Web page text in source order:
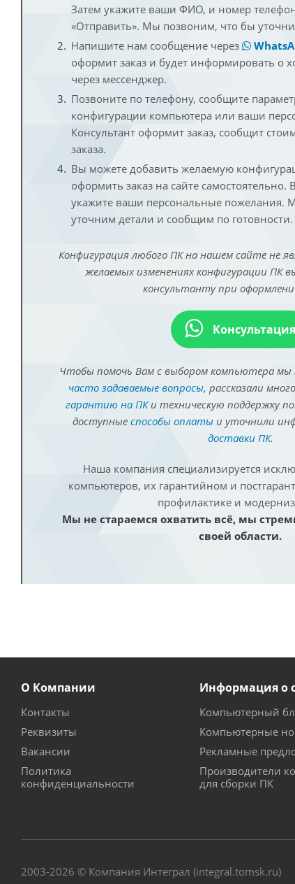
Затем укажите ваши ФИО, и номер
«Отправить». Мы позвоним, что бы
Напишите нам сообщение через
оформит заказ и будет информировать о
через мессенджер.
Позвоните по телефону, сообщите
конфигурации компьютера или ваши
Консультант оформит заказ, сообщит
заказа.
Вы можете добавить желаемую
оформить заказ на сайте самостоятельно.
укажите ваши персональные пожелания.
уточним детали и сообщим по готовности.
Конфигурация любого ПК на нашем сайте не
желаемых изменениях конфигурации ПК
консультанту при
Консультация
Чтобы помочь Вам с выбором компьютера мы
часто задаваемые вопросы, рассказали
гарантию на ПКи техническую поддержку
доступные способы оплатыи уточнили
доставки ПК.
Наша компания специализируется
компьютеров, их гарантийном и
профилактике и
Мы не стараемся охватить всё, мы
своей области.
О Компании
Контакты
Реквизиты
Вакансии
Политика
конфиденциальности
Информация о
Компьютерный
Компьютерные
Рекламные
Производители
для сборки ПК
2003-2026 © Компания Интеграл (integral.tomsk.ru)